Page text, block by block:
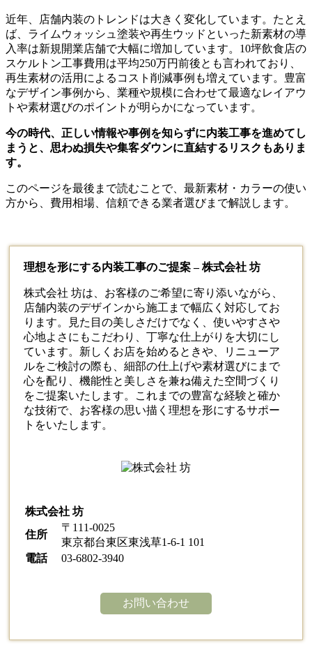
近年、店舗内装のトレンドは大きく変化しています。たとえ
ば、ライムウォッシュ塗装や再生ウッドといった新素材の導
入率は新規開業店舗で大幅に増加しています。10坪飲食店の
スケルトン工事費用は平均250万円前後とも言われており、
再生素材の活用によるコスト削減事例も増えています。豊富
なデザイン事例から、業種や規模に合わせて最適なレイアウ
トや素材選びのポイントが明らかになっています。
今の時代、正しい情報や事例を知らずに内装工事を進めてし
まうと、思わぬ損失や集客ダウンに直結するリスクもありま
す。
このページを最後まで読むことで、最新素材・カラーの使い
方から、費用相場、信頼できる業者選びまで解説します。
理想を形にする内装工事のご提案 – 株式会社 坊
株式会社 坊は、お客様のご希望に寄り添いながら、
店舗内装のデザインから施工まで幅広く対応してお
ります。見た目の美しさだけでなく、使いやすさや
心地よさにもこだわり、丁寧な仕上がりを大切にし
ています。新しくお店を始めるときや、リニューア
ルをご検討の際も、細部の仕上げや素材選びにまで
心を配り、機能性と美しさを兼ね備えた空間づくり
をご提案いたします。これまでの豊富な経験と確か
な技術で、お客様の思い描く理想を形にするサポー
トをいたします。
株式会社 坊
住所
〒111-0025
東京都台東区東浅草1-6-1 101
電話
03-6802-3940
お問い合わせ